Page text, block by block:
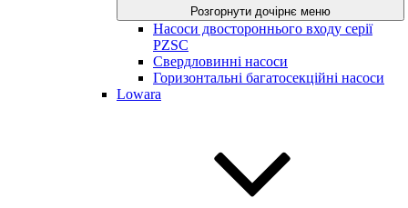
Розгорнути дочірнє меню
Насоси двостороннього входу серії
PZSC
Свердловинні насоси
Горизонтальні багатосекційні насоси
Lowara